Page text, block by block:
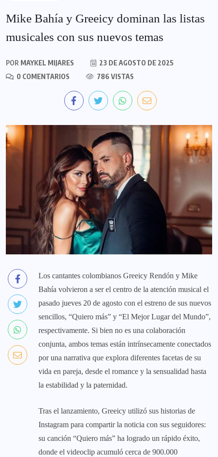
Mike Bahía y Greeicy dominan las listas
musicales con sus nuevos temas
POR MAYKEL MIJARES
23 DE AGOSTO DE 2025
0 COMENTARIOS
786 VISTAS
Los cantantes colombianos Greeicy Rendón y Mike
Bahía volvieron a ser el centro de la atención musical el
pasado jueves 20 de agosto con el estreno de sus nuevos
sencillos, “Quiero más” y “El Mejor Lugar del Mundo”,
respectivamente. Si bien no es una colaboración
conjunta, ambos temas están intrínsecamente conectados
por una narrativa que explora diferentes facetas de su
vida en pareja, desde el romance y la sensualidad hasta
la estabilidad y la paternidad.
Tras el lanzamiento, Greeicy utilizó sus historias de
Instagram para compartir la noticia con sus seguidores:
su canción “Quiero más” ha logrado un rápido éxito,
donde el videoclip acumuló cerca de 900.000